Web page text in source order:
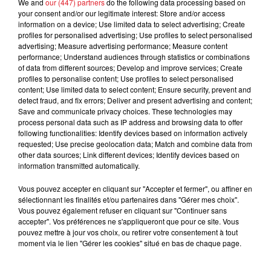
FILS D'ACTUS
15 juillet 2026
BÉTHUNE: ENQUÊTE POUR HOMICIDE
VOLONTAIRE EN COURS, APRÈS LA...
Selon les premiers éléments, le logement servait
à des prostituées
We and our (447) partnersdo the following data processing based on
your consent and/or our legitimate interest: Store and/or access
information on a device; Use limited data to select advertising; Create
profiles for personalised advertising; Use profiles to select personalised
advertising; Measure advertising performance; Measure content
performance; Understand audiences through statistics or combinations
of data from different sources; Develop and improve services; Create
profiles to personalise content; Use profiles to select personalised
content; Use limited data to select content; Ensure security, prevent and
detect fraud, and fix errors; Deliver and present advertising and content;
Save and communicate privacy choices. These technologies may
process personal data such as IP address and browsing data to offer
following functionalities: Identify devices based on information actively
requested; Use precise geolocation data; Match and combine data from
other data sources; Link different devices; Identify devices based on
information transmitted automatically.
Vous pouvez accepter en cliquant sur "Accepter et fermer", ou affiner en
sélectionnant les finalités et/ou partenaires dans "Gérer mes choix".
Vous pouvez également refuser en cliquant sur "Continuer sans
accepter". Vos préférences ne s'appliqueront que pour ce site. Vous
pouvez mettre à jour vos choix, ou retirer votre consentement à tout
moment via le lien "Gérer les cookies" situé en bas de chaque page.